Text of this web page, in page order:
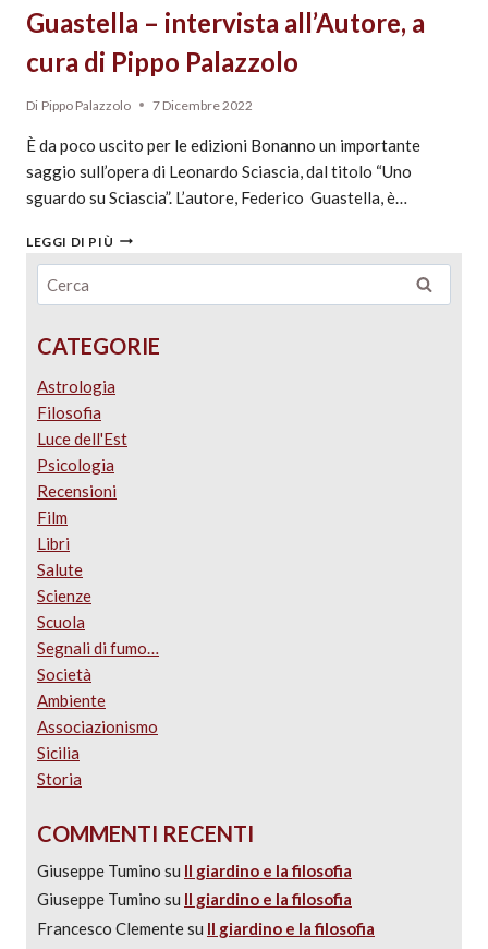
Guastella – intervista all’Autore, a
cura di Pippo Palazzolo
Di Pippo Palazzolo 7 Dicembre 2022
È da poco uscito per le edizioni Bonanno un importante
saggio sull’opera di Leonardo Sciascia, dal titolo “Uno
sguardo su Sciascia”. L’autore, Federico Guastella, è…
LEGGI DI PIÙ
CATEGORIE
Astrologia
Filosofia
Luce dell'Est
Psicologia
Recensioni
Film
Libri
Salute
Scienze
Scuola
Segnali di fumo…
Società
Ambiente
Associazionismo
Sicilia
Storia
COMMENTI RECENTI
Giuseppe Tumino su Il giardino e la filosofia
Giuseppe Tumino su Il giardino e la filosofia
Francesco Clementesu Il giardino e la filosofia